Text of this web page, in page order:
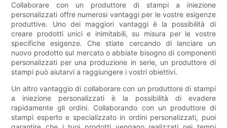
Collaborare con un produttore di stampi a iniezione
personalizzati offre numerosi vantaggi per le vostre esigenze
produttive. Uno dei maggiori vantaggi è la possibilità di
creare prodotti unici e inimitabili, su misura per le vostre
specifiche esigenze. Che stiate cercando di lanciare un
nuovo prodotto sul mercato o abbiate bisogno di componenti
personalizzati per una produzione in serie, un produttore di
stampi può aiutarvi a raggiungere i vostri obiettivi.
Un altro vantaggio di collaborare con un produttore di stampi
a iniezione personalizzati è la possibilità di evadere
rapidamente gli ordini. Collaborando con un produttore di
stampi esperto e specializzato in ordini personalizzati, puoi